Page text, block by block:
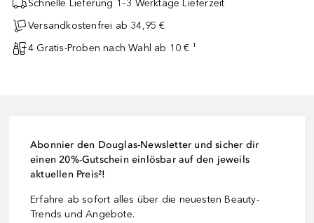
Schnelle Lieferung 1–3 Werktage Lieferzeit
Versandkostenfrei ab 34,95 €
4 Gratis-Proben nach Wahl ab 10 € ¹
Abonnier den Douglas-Newsletter und sicher dir
einen 20%-Gutschein einlösbar auf den jeweils
aktuellen Preis²!
Erfahre ab sofort alles über die neuesten Beauty-
Trends und Angebote.